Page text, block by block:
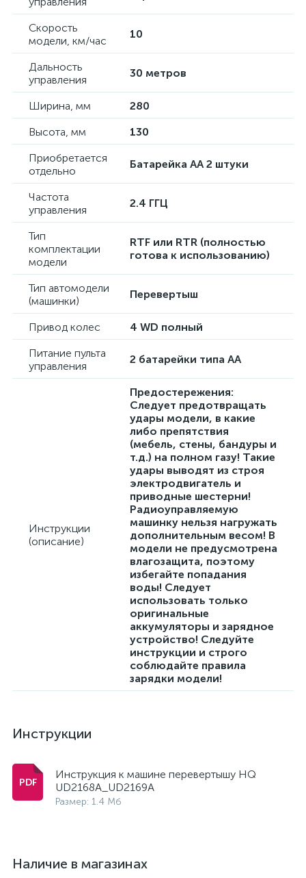
Скорость
модели, км/час
10
Дальность
управления
30 метров
Ширина, мм
280
Высота, мм
130
Приобретается
отдельно
Батарейка AA 2 штуки
Частота
управления
2.4 ГГЦ
Тип
комплектации
модели
RTF или RTR (полностью
готова к использованию)
Тип автомодели
(машинки)
Перевертыш
Привод колес
4 WD полный
Питание пульта
управления
2 батарейки типа АА
Инструкции
(описание)
Предостережения:
Следует предотвращать
удары модели, в какие
либо препятствия
(мебель, стены, бандуры и
т.д.) на полном газу! Такие
удары выводят из строя
электродвигатель и
приводные шестерни!
Радиоуправляемую
машинку нельзя нагружать
дополнительным весом! В
модели не предусмотрена
влагозащита, поэтому
избегайте попадания
воды! Следует
использовать только
оригинальные
аккумуляторы и зарядное
устройство! Следуйте
инструкции и строго
соблюдайте правила
зарядки модели!
Инструкции
Инструкция к машине перевертышу HQ
UD2168A_UD2169A
Размер: 1.4 Мб
Наличие в магазинах